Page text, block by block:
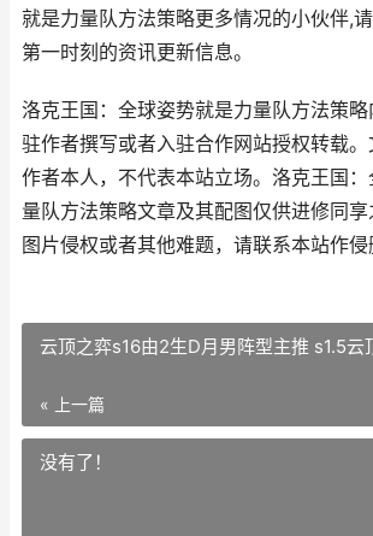
就是力量队方法策略更多情况的小伙伴,
第一时刻的资讯更新信息。
洛克王国：全球姿势就是力量队方法策
驻作者撰写或者入驻合作网站授权转载
作者本人，不代表本站立场。洛克王国
量队方法策略文章及其配图仅供进修同
图片侵权或者其他难题，请联系本站作侵
云顶之弈s16由2生D月男阵型主推 s1.5云
« 上一篇
没有了！